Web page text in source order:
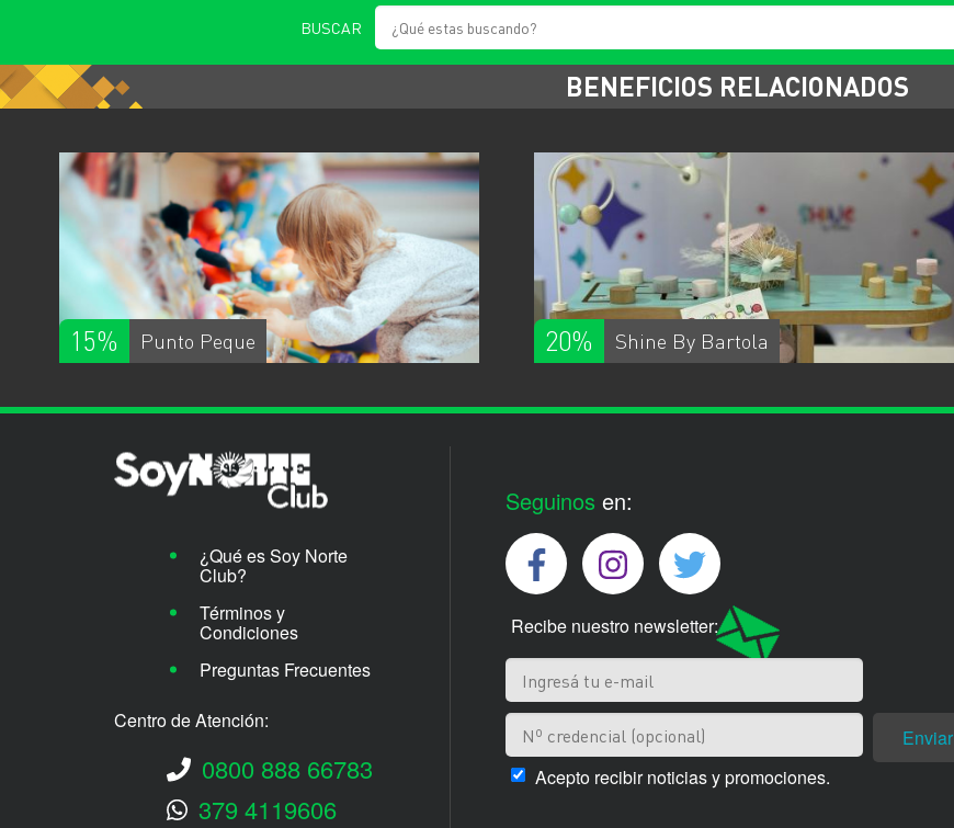
BUSCAR
BENEFICIOS RELACIONADOS
15% Punto Peque 20% Shine By Bartola
¿Qué es Soy Norte
Club?
Términos y
Condiciones
Preguntas Frecuentes
Centro de Atención:
0800 888 66783
379 4119606
Seguinos en:
Recibe nuestro newsletter:
Enviar
Acepto recibir noticias y promociones.